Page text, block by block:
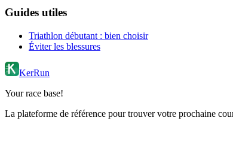
Guides utiles
Triathlon débutant : bien choisir
Éviter les blessures
KerRun
Your race base!
La plateforme de référence pour trouver votre prochaine